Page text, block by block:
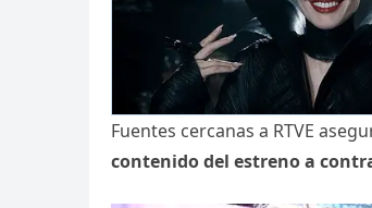
Fuentes cercanas a RTVE
contenido del estreno a